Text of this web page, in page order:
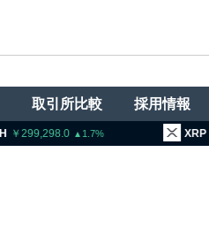
取引所比較 採用情報
XRP 165.05